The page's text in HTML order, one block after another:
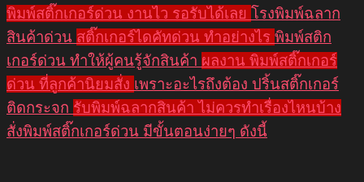
พิมพ์สติ๊กเกอร์ด่วน งานไว รอรับได้เลย โรงพิมพ์ฉลาก
สินค้าด่วน สติ๊กเกอร์ไดคัทด่วน ทำอย่างไร พิมพ์สติก
เกอร์ด่วน ทำให้ผู้คนรู้จักสินค้า ผลงาน พิมพ์สติ๊กเกอร์
ด่วน ที่ลูกค้านิยมสั่ง เพราะอะไรถึงต้อง ปริ้นสติ๊กเกอร์
ติดกระจก รับพิมพ์ฉลากสินค้า ไม่ควรทำเรื่องไหนบ้าง
สั่งพิมพ์สติ๊กเกอร์ด่วน มีขั้นตอนง่ายๆ ดังนี้